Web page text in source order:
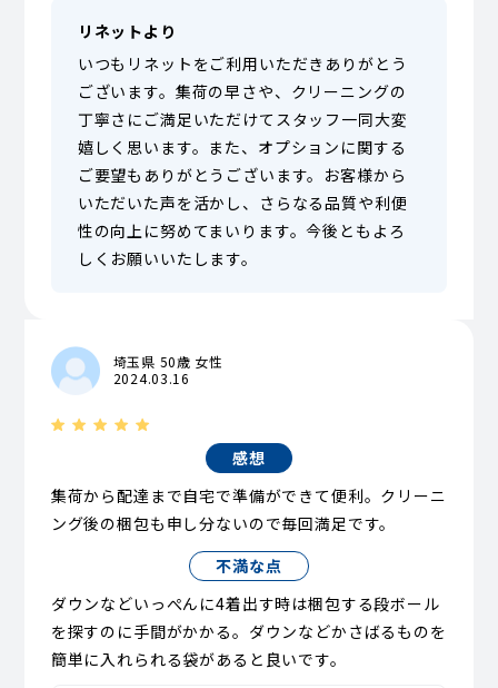
リネットより
いつもリネットをご利用いただきありがとう
ございます。集荷の早さや、クリーニングの
丁寧さにご満足いただけてスタッフ一同大変
嬉しく思います。また、オプションに関する
ご要望もありがとうございます。お客様から
いただいた声を活かし、さらなる品質や利便
性の向上に努めてまいります。今後ともよろ
しくお願いいたします。
埼玉県 50歳 女性
2024.03.16
感想
集荷から配達まで自宅で準備ができて便利。クリーニ
ング後の梱包も申し分ないので毎回満足です。
不満な点
ダウンなどいっぺんに4着出す時は梱包する段ボール
を探すのに手間がかかる。ダウンなどかさばるものを
簡単に入れられる袋があると良いです。